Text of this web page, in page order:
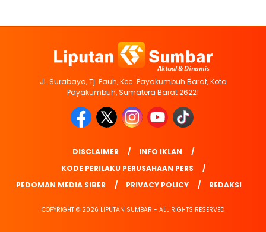
Jl. Surabaya, Tj. Pauh, Kec. Payakumbuh Barat, Kota
Payakumbuh, Sumatera Barat 26221
DISCLAIMER
INFO IKLAN
KODE PERILAKU PERUSAHAAN PERS
PEDOMAN MEDIA SIBER
PRIVACY POLICY REDAKSI
COPYRIGHT © 2026 LIPUTAN SUMBAR - ALL RIGHTS RESERVED